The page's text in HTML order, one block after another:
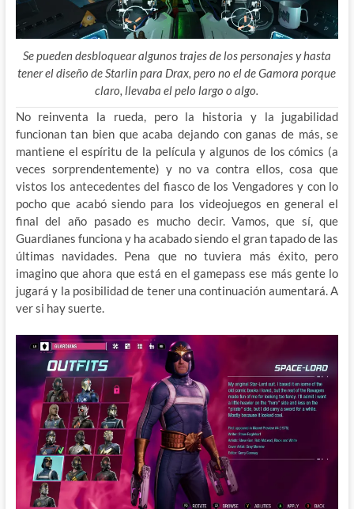
Se pueden desbloquear algunos trajes de los personajes y hasta
tener el diseño de Starlin para Drax, pero no el de Gamora porque
claro, llevaba el pelo largo o algo.
No reinventa la rueda, pero la historia y la jugabilidad
funcionan tan bien que acaba dejando con ganas de más, se
mantiene el espíritu de la película y algunos de los cómics (a
veces sorprendentemente) y no va contra ellos, cosa que
vistos los antecedentes del fiasco de los Vengadores y con lo
pocho que acabó siendo para los videojuegos en general el
final del año pasado es mucho decir. Vamos, que sí, que
Guardianes funciona y ha acabado siendo el gran tapado de las
últimas navidades. Pena que no tuviera más éxito, pero
imagino que ahora que está en el gamepass ese más gente lo
jugará y la posibilidad de tener una continuación aumentará. A
ver si hay suerte.